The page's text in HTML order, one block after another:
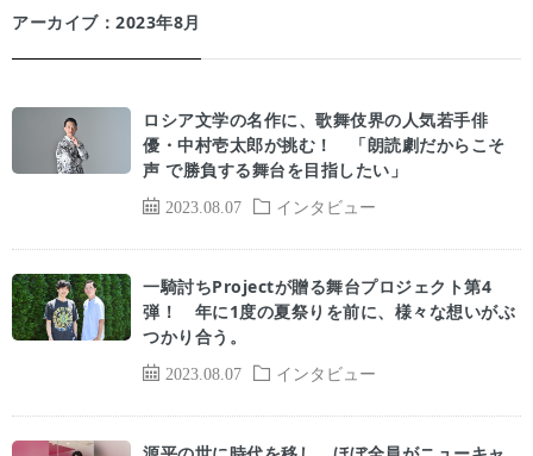
アーカイブ：2023年8月
2023.08.07 インタビュー
ロシア文学の名作に、歌舞伎界の人気若手俳
優・中村壱太郎が挑む！ 「朗読劇だからこそ
声 で勝負する舞台を目指したい」
2023.08.07 インタビュー
一騎討ちProjectが贈る舞台プロジェクト第4
弾！ 年に1度の夏祭りを前に、様々な想いがぶ
つかり合う。